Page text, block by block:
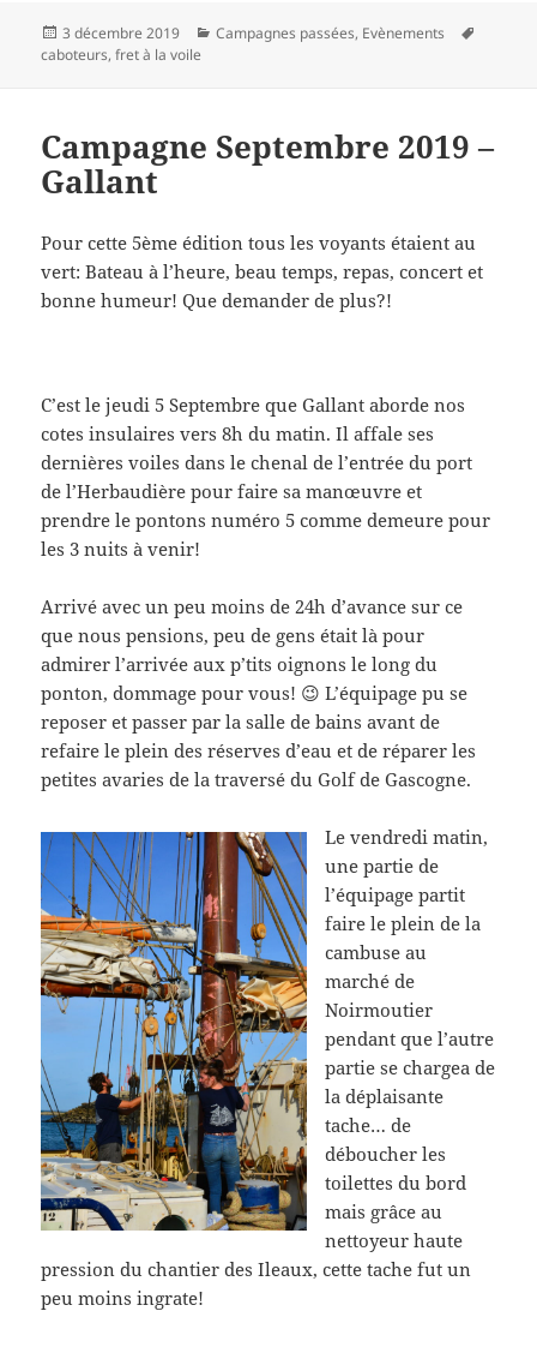
Publié
le
3 décembre 2019 Catégories
Campagnes passées, Evènements
caboteurs,fret à la voile
Campagne Septembre 2019 –
Gallant
Pour cette 5ème édition tous les voyants étaient au
vert: Bateau à l’heure, beau temps, repas, concert et
bonne humeur! Que demander de plus?!
C’est le jeudi 5 Septembre que Gallant aborde nos
cotes insulaires vers 8h du matin. Il affale ses
dernières voiles dans le chenal de l’entrée du port
de l’Herbaudière pour faire sa manœuvre et
prendre le pontons numéro 5 comme demeure pour
les 3 nuits à venir!
Arrivé avec un peu moins de 24h d’avance sur ce
que nous pensions, peu de gens était là pour
admirer l’arrivée aux p’tits oignons le long du
ponton, dommage pour vous! 😉 L’équipage pu se
reposer et passer par la salle de bains avant de
refaire le plein des réserves d’eau et de réparer les
petites avaries de la traversé du Golf de Gascogne.
Le vendredi matin,
une partie de
l’équipage partit
faire le plein de la
cambuse au
marché de
Noirmoutier
pendant que l’autre
partie se chargea de
la déplaisante
tache… de
déboucher les
toilettes du bord
mais grâce au
nettoyeur haute
pression du chantier des Ileaux, cette tache fut un
peu moins ingrate!